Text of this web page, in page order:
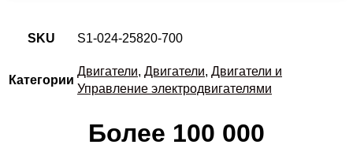
SKU S1-024-25820-700
Категории
Двигатели, Двигатели, Двигатели и
Управление электродвигателями
Более 100 000